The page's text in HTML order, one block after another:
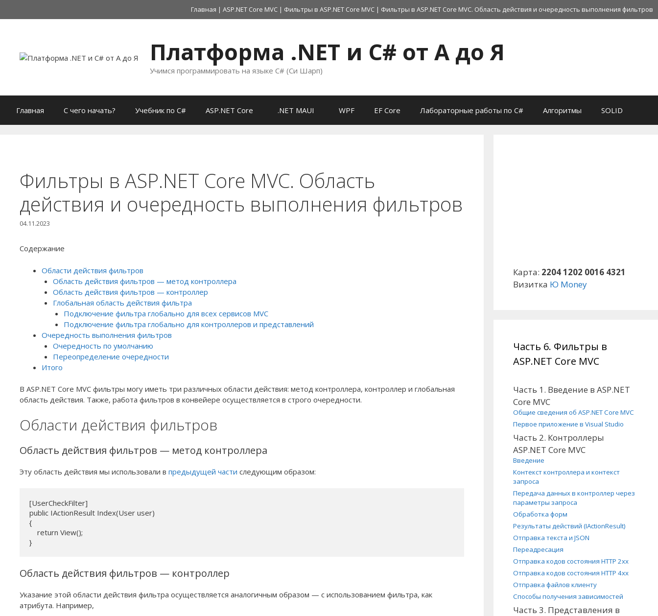
Главная | ASP.NET Core MVC | Фильтры в ASP.NET Core MVC | Фильтры в ASP.NET Core MVC. Область действия и очередность выполнения фильтров
Платформа .NET и C# от А до Я
Учимся программировать на языке C# (Си Шарп)
Главная С чего начать? Учебник по C# ASP.NET Core .NET MAUI WPF EF Core Лабораторные работы по C# Алгоритмы SOLID
Фильтры в ASP.NET Core MVC. Область
действия и очередность выполнения фильтров
04.11.2023
Содержание
Области действия фильтров
Область действия фильтров — метод контроллера
Область действия фильтров — контроллер
Глобальная область действия фильтра
Подключение фильтра глобально для всех сервисов MVC
Подключение фильтра глобально для контроллеров и представлений
Очередность выполнения фильтров
Очередность по умолчанию
Переопределение очередности
Итого
В ASP.NET Core MVC фильтры могу иметь три различных области действия: метод контроллера, контроллер и глобальная
область действия. Также, работа фильтров в конвейере осуществляется в строго очередности.
Области действия фильтров
Область действия фильтров — метод контроллера
Эту область действия мы использовали в предыдущей части следующим образом:
[UserCheckFilter]
public IActionResult Index(User user)
{
    return View();
}
Область действия фильтров — контроллер
Указание этой области действия фильтра осуществляется аналогичным образом — с использованием фильтра, как
атрибута. Например,
Карта: 2204 1202 0016 4321
Визитка Ю Money
Часть 6. Фильтры в
ASP.NET Core MVC
Часть 1. Введение в ASP.NET
Core MVC
Общие сведения об ASP.NET Core MVC
Первое приложение в Visual Studio
Часть 2. Контроллеры
ASP.NET Core MVC
Введение
Контекст контроллера и контекст
запроса
Передача данных в контроллер через
параметры запроса
Обработка форм
Результаты действий (IActionResult)
Отправка текста и JSON
Переадресация
Отправка кодов состояния HTTP 2xx
Отправка кодов состояния HTTP 4xx
Отправка файлов клиенту
Способы получения зависимостей
Часть 3. Представления в